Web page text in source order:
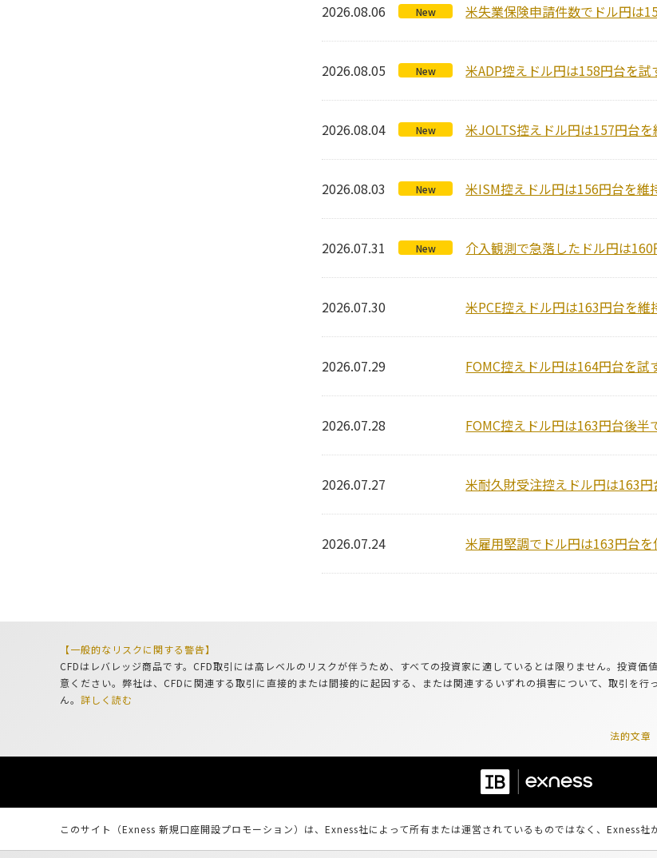
2026.08.06 New 米失業保険申請件数でドル円は
2026.08.05 New 米ADP控えドル円は158円台を試
2026.08.04 New 米JOLTS控えドル円は157円台
2026.08.03 New 米ISM控えドル円は156円台を維
2026.07.31 New 介入観測で急落したドル円は
2026.07.30 米PCE控えドル円は163円台を維
2026.07.29 FOMC控えドル円は164円台を試
2026.07.28 FOMC控えドル円は163円台後半
2026.07.27 米耐久財受注控えドル円は163
2026.07.24 米雇用堅調でドル円は163円台
【一般的なリスクに関する警告】
CFDはレバレッジ商品です。CFD取引には高レベルのリスクが伴うため、すべての投資家に適しているとは限りません。投資
意ください。弊社は、CFDに関連する取引に直接的または間接的に起因する、または関連するいずれの損害について、取引を
ん。 詳しく読む
法的文章
このサイト（Exness 新規口座開設プロモーション）は、Exness社によって所有または運営されているものではなく、Exness社